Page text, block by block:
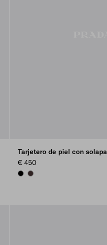
Tarjetero de piel con solapa
€ 450
BLACKDARK BROWN